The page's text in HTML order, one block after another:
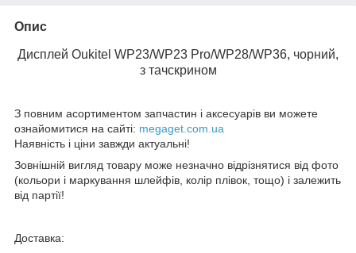
Опис
Дисплей Oukitel WP23/WP23 Pro/WP28/WP36, чорний,
з тачскрином
З повним асортиментом запчастин і аксесуарів ви можете
ознайомитися на сайті: megaget.com.ua
Наявність і ціни завжди актуальні!
Зовнішній вигляд товару може незначно відрізнятися від фото
(кольори і маркування шлейфів, колір плівок, тощо) і залежить
від партії!
Доставка: